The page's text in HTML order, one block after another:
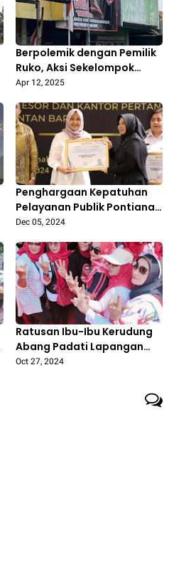
Berpolemik dengan Pemilik
Ruko, Aksi Sekelompok
Oknum Ormas GIBAS Buat
Resah
Apr 12, 2025
Penghargaan Kepatuhan
Pelayanan Publik Pontianak
Tertinggi ke-27 se-
Dec 05, 2024
Ratusan Ibu-Ibu Kerudung
Abang Padati Lapangan
Janggleng 'Nina Lanjutkan
Oct 27, 2024